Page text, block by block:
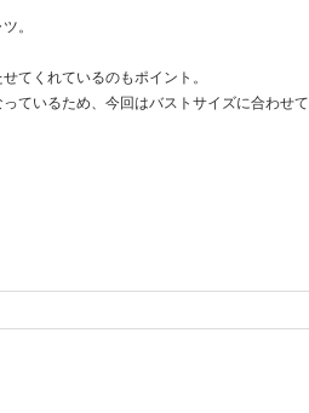
。
てくれているのもポイント。
ているため、今回はバストサイズに合わせて